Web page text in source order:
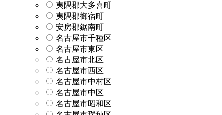
夷隅郡大多喜町
夷隅郡御宿町
安房郡鋸南町
名古屋市千種区
名古屋市東区
名古屋市北区
名古屋市西区
名古屋市中村区
名古屋市中区
名古屋市昭和区